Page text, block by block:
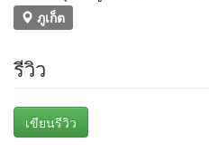
ภูเก็ต
รีวิว
เขียนรีวิว